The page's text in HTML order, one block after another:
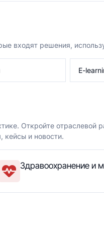
входят решения,
E-
Откройте отраслевой
кейсы и новости.
Здравоохранение и